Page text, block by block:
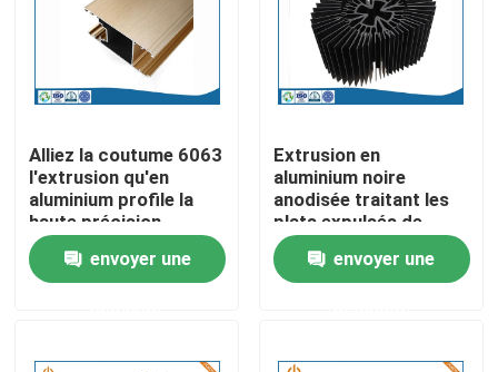
Contrôle de la qualité
nouvelles
L'aluminium moulage mécanique sous pression
Alliez la coutume 6063
l'extrusion qu'en
aluminium profile la
haute précision
balayée
envoyer une
Extrusion en
aluminium noire
anodisée traitant les
plats expulsés de
radiateur
envoyer une